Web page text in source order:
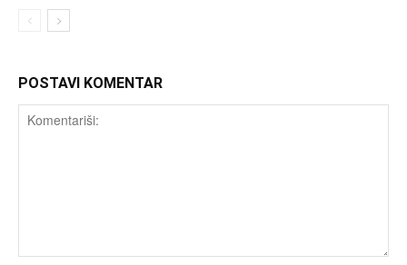
POSTAVI KOMENTAR